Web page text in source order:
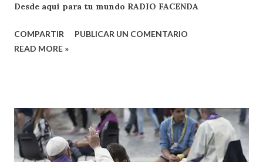
Desde aqui para tu mundo RADIO FACENDA
COMPARTIR
PUBLICAR UN COMENTARIO
READ MORE »